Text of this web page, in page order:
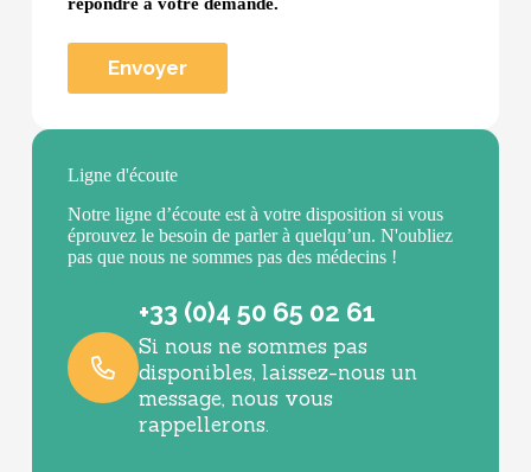
Ligne d'écoute
Notre ligne d’écoute est à votre disposition si vous
éprouvez le besoin de parler à quelqu’un. N'oubliez
pas que nous ne sommes pas des médecins !
+33 (0)4 50 65 02 61
Si nous ne sommes pas
disponibles, laissez-nous un
message, nous vous
rappellerons.